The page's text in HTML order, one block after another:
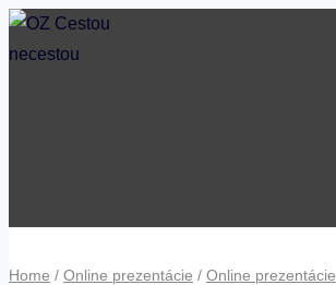
Skip
to
Home / Online prezentácie / Online prezentácie